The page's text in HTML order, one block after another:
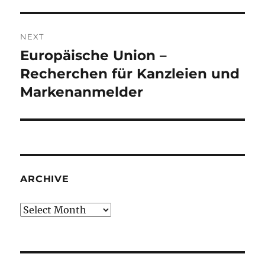
NEXT
Next
post:
Europäische Union –
Recherchen für Kanzleien und
Markenanmelder
ARCHIVE
Archive